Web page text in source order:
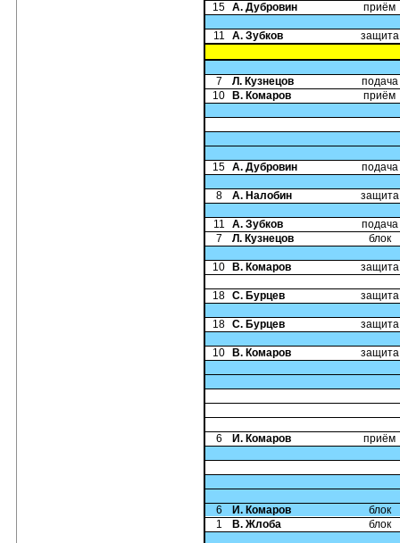
15 А. Дубровин приём
11 А. Зубков защита
7 Л. Кузнецов
подача
10
В. Комаров приём
15 А. Дубровин подача
8 А. Налобин защита
11 А. Зубков
подача
7
Л. Кузнецов блок
10 В. Комаров защита
18 С. Бурцев защита
18 С. Бурцев защита
10 В. Комаров защита
6 И. Комаров приём
6 И. Комаров
блок
1
В. Жлоба блок